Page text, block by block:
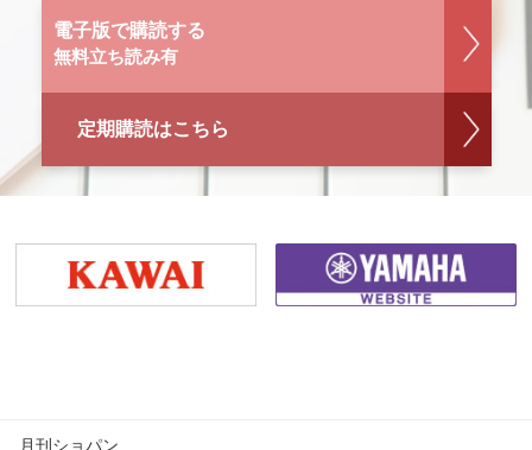
電子版で購読する
無料立ち読み有
定期購読はこちら
月刊ショパン